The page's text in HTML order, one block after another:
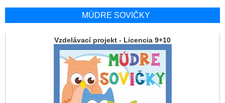
MÚDRE SOVIČKY
Vzdelávací projekt - Licencia 9+10